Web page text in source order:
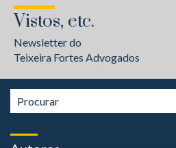
Vistos, etc.
Newsletter do
Teixeira Fortes Advogados